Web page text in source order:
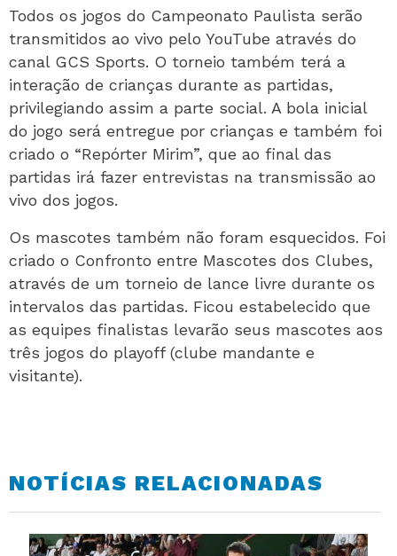
Todos os jogos do Campeonato Paulista serão
transmitidos ao vivo pelo YouTube através do
canal GCS Sports. O torneio também terá a
interação de crianças durante as partidas,
privilegiando assim a parte social. A bola inicial
do jogo será entregue por crianças e também foi
criado o “Repórter Mirim”, que ao final das
partidas irá fazer entrevistas na transmissão ao
vivo dos jogos.
Os mascotes também não foram esquecidos. Foi
criado o Confronto entre Mascotes dos Clubes,
através de um torneio de lance livre durante os
intervalos das partidas. Ficou estabelecido que
as equipes finalistas levarão seus mascotes aos
três jogos do playoff (clube mandante e
visitante).
NOTÍCIAS RELACIONADAS